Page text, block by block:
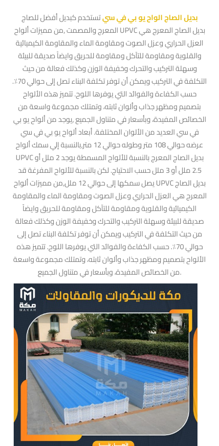
بديل الصاج الواح يو بي في سيتستخدم كبديل أفضل للصاج
المعرج والمصمت ,من مميزات ألواح UPVC بديل الصاج المعرج هي
العزل الحراري وعزل الصوت ومقاومة الماء والمقاومة الكيميائية
والقلوية ومقاومة للتآكل ومقاومة للحريق وايضاً صديقة للبيئة
وسهلة التركيب والتحرك وخفيفة الوزن وكذلك فعالة من حيث
التكلفة في التركيب ويمكن أن توفر تكلفة البناء تصل إلى حوالي 70٪.
حسب الكفاءة والفوائد التي يوفرها اللوح. تتميز هذه الألواح
بتصميم ومظهر جذاب وألوان ثابته، وتمتلك مجموعة واسعة من
الخصائص المفيدة، وبأسعار في متناول الجميع ,يوجد من ألواح يو بي
في سي العديد من الألوان المختلفة. أبعاد ألواح يو بي في سي
عرضه حوالي 108 متر وطوله حوالي 12 متر,بالنسبة إلي سمك ألواح
UPVC بديل الصاج المعرج بالنسبة للألواح المسمطة يوجد 2 ملل أو
2.5 ملل أو 3 ملل حسب الاحتياج. لكن بالنسبة للألواح المفرغة قد
يصل سمكها إلى حوالي 12 ملل,من مميزات ألواح UPVC بديل الصاج
المعرج هي العزل الحراري وعزل الصوت ومقاومة الماء والمقاومة
الكيميائية والقلوية ومقاومة للتآكل ومقاومة للحريق وايضاً
صديقة للبيئة وسهلة التركيب والتحرك وخفيفة الوزن وكذلك فعالة
من حيث التكلفة في التركيب ويمكن أن توفر تكلفة البناء تصل إلى
حوالي 70٪. حسب الكفاءة والفوائد التي يوفرها اللوح. تتميز هذه
الألواح بتصميم ومظهر جذاب وألوان ثابته، وتمتلك مجموعة واسعة
من الخصائص المفيدة، وبأسعار في متناول الجميع.